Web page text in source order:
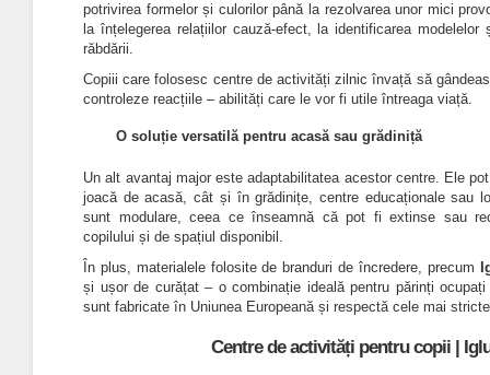
potrivirea formelor și culorilor până la rezolvarea unor mici
la înțelegerea relațiilor cauză-efect, la identificarea
răbdării.
Copiii care folosesc centre de activități zilnic învață să
controleze reacțiile – abilități care le vor fi utile întreaga viață.
O soluție versatilă pentru acasă sau grădiniță
Un alt avantaj major este adaptabilitatea acestor centre. Ele
joacă de acasă, cât și în grădinițe, centre educaționale sau
sunt modulare, ceea ce înseamnă că pot fi extinse sau
copilului și de spațiul disponibil.
În plus, materialele folosite de branduri de încredere, precum
și ușor de curățat – o combinație ideală pentru părinți
sunt fabricate în Uniunea Europeană și respectă cele mai
Centre de activități pentru copii |